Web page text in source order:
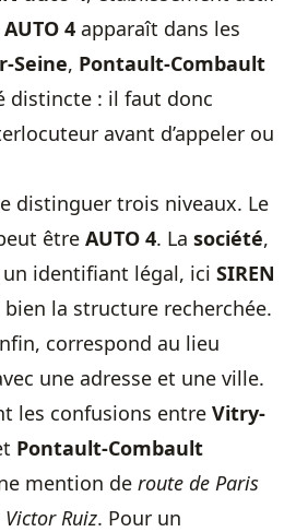
AUTO 4 apparaît dans les
Seine, Pontault-Combault
distincte : il faut donc
avant d’appeler ou
distinguer trois niveaux. Le
être AUTO 4. La société,
un identifiant légal, ici SIREN
bien la structure recherchée.
correspond au lieu
une adresse et une ville.
les confusions entre Vitry-
Pontault-Combault
mention de route de Paris
Ruiz. Pour un